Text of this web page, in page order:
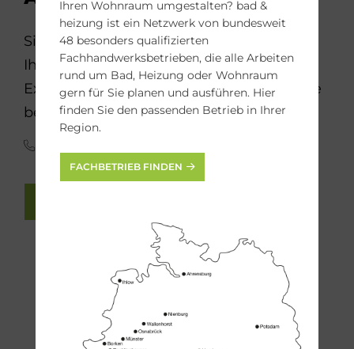
Sie möchten Ihr Bad, Ihre Heizung oder
Ihren Wohnraum modernisieren? Die
Experten der bad & heizung Fachbetriebe
beraten Sie gern.
Ihren Wohnraum umgestalten? bad &
heizung ist ein Netzwerk von bundesweit
48 besonders qualifizierten
Fachhandwerksbetrieben, die alle Arbeiten
rund um Bad, Heizung oder Wohnraum
gern für Sie planen und ausführen. Hier
finden Sie den passenden Betrieb in Ihrer
Region.
FACHBETRIEB FINDEN